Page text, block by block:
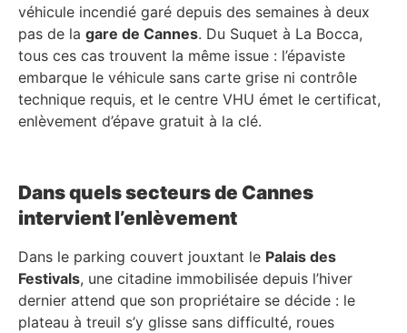
véhicule incendié garé depuis des semaines à deux
pas de la gare de Cannes. Du Suquet à La Bocca,
tous ces cas trouvent la même issue : l’épaviste
embarque le véhicule sans carte grise ni contrôle
technique requis, et le centre VHU émet le certificat,
enlèvement d’épave gratuit à la clé.
Dans quels secteurs de Cannes
intervient l’enlèvement
Dans le parking couvert jouxtant le Palais des
Festivals, une citadine immobilisée depuis l’hiver
dernier attend que son propriétaire se décide : le
plateau à treuil s’y glisse sans difficulté, roues